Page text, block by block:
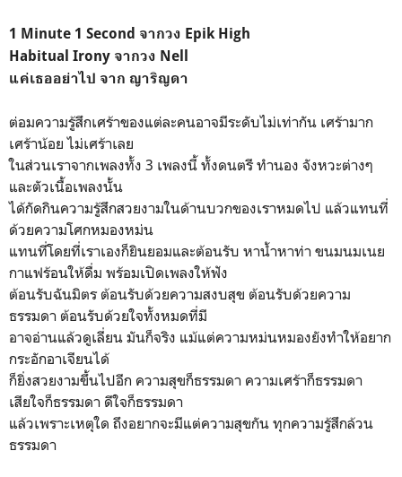
1 Minute 1 Second จากวง Epik High
Habitual Irony จากวง Nell
แค่เธออย่าไป จาก ญาริญดา
ต่อมความรู้สึกเศร้าของแต่ละคนอาจมีระดับไม่เท่ากัน เศร้ามาก
เศร้าน้อย ไม่เศร้าเลย
ในส่วนเราจากเพลงทั้ง 3 เพลงนี้ ทั้งดนตรี ทำนอง จังหวะต่างๆ
และตัวเนื้อเพลงนั้น
ได้กัดกินความรู้สึกสวยงามในด้านบวกของเราหมดไป แล้วแทนที่
ด้วยความโศกหมองหม่น
แทนที่โดยที่เราเองก็ยินยอมและต้อนรับ หาน้ำหาท่า ขนมนมเนย
กาแฟร้อนให้ดื่ม พร้อมเปิดเพลงให้ฟัง
ต้อนรับฉันมิตร ต้อนรับด้วยความสงบสุข ต้อนรับด้วยความ
ธรรมดา ต้อนรับด้วยใจทั้งหมดที่มี
อาจอ่านแล้วดูเลี่ยน มันก็จริง แม้แต่ความหม่นหมองยังทำให้อยาก
กระอักอาเจียนได้
ก็ยิ่งสวยงามขึ้นไปอีก ความสุขก็ธรรมดา ความเศร้าก็ธรรมดา
เสียใจก็ธรรมดา ดีใจก็ธรรมดา
แล้วเพราะเหตุใด ถึงอยากจะมีแต่ความสุขกัน ทุกความรู้สึกล้วน
ธรรมดา